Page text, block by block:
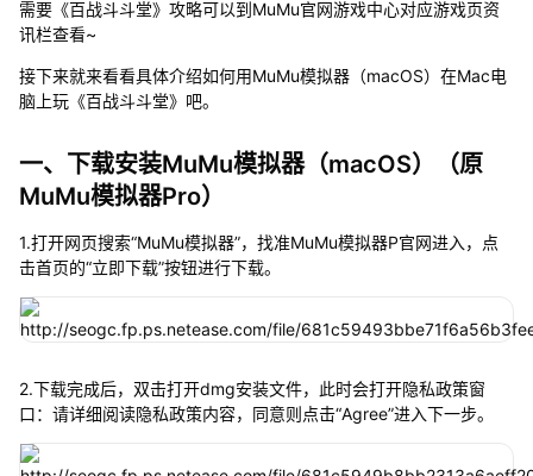
需要《百战斗斗堂》攻略可以到MuMu官网游戏中心对应游戏页资
讯栏查看~
接下来就来看看具体介绍如何用MuMu模拟器（macOS）在Mac电
脑上玩《百战斗斗堂》吧。
一、下载安装MuMu模拟器（macOS）（原
MuMu模拟器Pro）
1.打开网页搜索“MuMu模拟器”，找准MuMu模拟器P官网进入，点
击首页的“立即下载”按钮进行下载。
2.下载完成后，双击打开dmg安装文件，此时会打开隐私政策窗
口：请详细阅读隐私政策内容，同意则点击“Agree”进入下一步。